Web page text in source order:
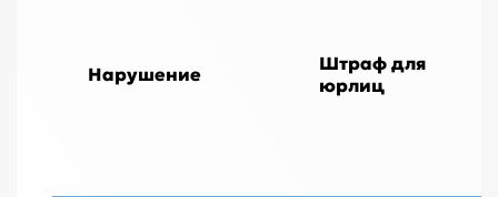
Нарушение
Штраф для
юрлиц